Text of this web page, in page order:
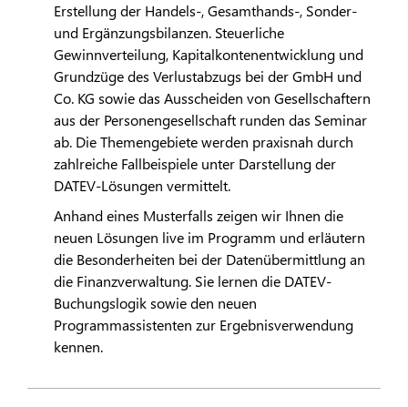
Erstellung der Handels-, Gesamthands-, Sonder-
und Ergänzungsbilanzen. Steuerliche
Gewinnverteilung, Kapitalkontenentwicklung und
Grundzüge des Verlustabzugs bei der GmbH und
Co. KG sowie das Ausscheiden von Gesellschaftern
aus der Personengesellschaft runden das Seminar
ab. Die Themengebiete werden praxisnah durch
zahlreiche Fallbeispiele unter Darstellung der
DATEV-Lösungen vermittelt.
Anhand eines Musterfalls zeigen wir Ihnen die
neuen Lösungen live im Programm und erläutern
die Besonderheiten bei der Datenübermittlung an
die Finanzverwaltung. Sie lernen die DATEV-
Buchungslogik sowie den neuen
Programmassistenten zur Ergebnisverwendung
kennen.